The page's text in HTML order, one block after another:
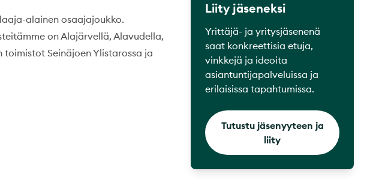
alainen osaajajoukko.
on Alajärvellä, Alavudella,
Seinäjoen Ylistarossa ja
Liity jäseneksi
Yrittäjä- ja yritysjäsenenä
saat konkreettisia etuja,
vinkkejä ja ideoita
asiantuntijapalveluissa ja
erilaisissa tapahtumissa.
Tutustu jäsenyyteen ja
liity